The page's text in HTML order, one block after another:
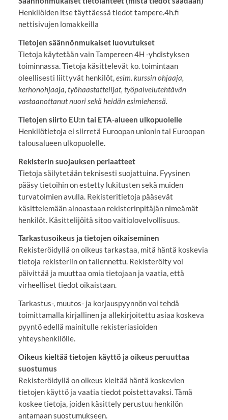
Henkilöiden itse täyttäessä tiedot tampere.4h.fi
nettisivujen lomakkeilla
Tietojen säännönmukaiset luovutukset
Tietoja käytetään vain Tampereen 4H -yhdistyksen
toiminnassa. Tietoja käsittelevät ko. toimintaan
oleellisesti liittyvät henkilöt,esim. kurssin ohjaaja,
kerhonohjaaja, työhaastattelijat, työpalvelutehtävän
vastaanottanut nuori sekä heidän esimiehensä.
Tietojen siirto EU:n tai ETA-alueen ulkopuolelle
Henkilötietoja ei siirretä Euroopan unionin tai Euroopan
talousalueen ulkopuolelle.
Rekisterin suojauksen periaatteet
Tietoja säilytetään teknisesti suojattuina. Fyysinen
pääsy tietoihin on estetty lukitusten sekä muiden
turvatoimien avulla. Rekisteritietoja pääsevät
käsittelemään ainoastaan rekisterinpitäjän nimeämät
henkilöt. Käsittelijöitä sitoo vaitiolovelvollisuus.
Tarkastusoikeus ja tietojen oikaiseminen
Rekisteröidyllä on oikeus tarkastaa, mitä häntä koskevia
tietoja rekisteriin on tallennettu. Rekisteröity voi
päivittää ja muuttaa omia tietojaan ja vaatia, että
virheelliset tiedot oikaistaan.
Tarkastus-, muutos- ja korjauspyynnön voi tehdä
toimittamalla kirjallinen ja allekirjoitettu asiaa koskeva
pyyntö edellä mainitulle rekisteriasioiden
yhteyshenkilölle.
Oikeus kieltää tietojen käyttö ja oikeus peruuttaa
suostumus
Rekisteröidyllä on oikeus kieltää häntä koskevien
tietojen käyttö ja vaatia tiedot poistettavaksi. Tämä
koskee tietoja, joiden käsittely perustuu henkilön
antamaan suostumukseen.